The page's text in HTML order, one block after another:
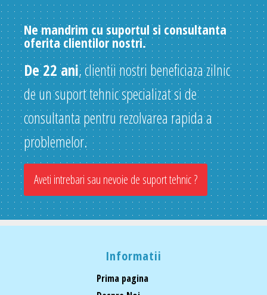
Ne mandrim cu suportul si consultanta
oferita clientilor nostri.
De 22 ani, clientii nostri beneficiaza zilnic
de un suport tehnic specializat si de
consultanta pentru rezolvarea rapida a
problemelor.
Aveti intrebari sau nevoie de suport tehnic ?
Informatii
Prima pagina